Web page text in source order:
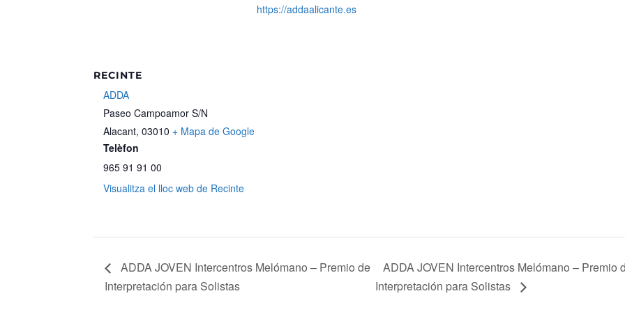
https://addaalicante.es
RECINTE
ADDA
Paseo Campoamor S/N
Alacant, 03010 + Mapa de Google
Telèfon
965 91 91 00
Visualitza el lloc web de Recinte
ADDA JOVEN Intercentros Melómano – Premio de
Interpretación para Solistas
ADDA JOVEN Intercentros Melómano – Premio
Interpretación para Solistas